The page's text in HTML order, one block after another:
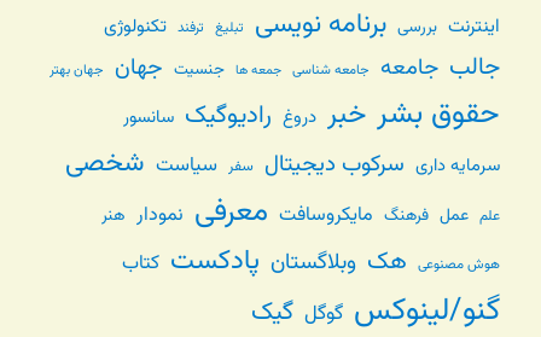
اینترنت بررسی برنامه نویسی تبلیغ ترفند تکنولوژی
جالب جامعه جامعه شناسی جمعه ها جنسیت جهان جهان بهتر
حقوق بشر خبر دروغ رادیوگیک سانسور
سرمایه داری سرکوب دیجیتال سفر سیاست شخصی
علم عمل فرهنگ مایکروسافت معرفی نمودار هنر
هوش مصنوعی هک وبلاگستان پادکست کتاب
گنو/لینوکس گوگل گیک